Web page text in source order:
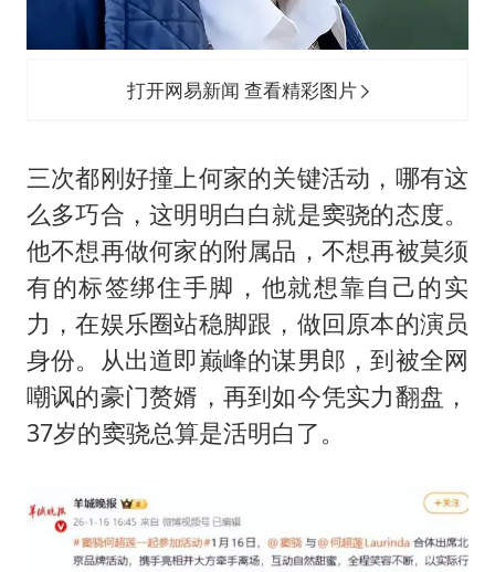
打开网易新闻 查看精彩图片
三次都刚好撞上何家的关键活动，哪有这
么多巧合，这明明白白就是窦骁的态度。
他不想再做何家的附属品，不想再被莫须
有的标签绑住手脚，他就想靠自己的实
力，在娱乐圈站稳脚跟，做回原本的演员
身份。从出道即巅峰的谋男郎，到被全网
嘲讽的豪门赘婿，再到如今凭实力翻盘，
37岁的窦骁总算是活明白了。